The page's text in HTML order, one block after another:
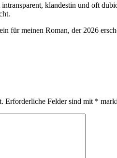
klandestin und oft
für meinen Roman, der 2026
Erforderliche Felder sind mit *